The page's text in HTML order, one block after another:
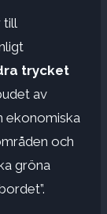
till
trycket
av
ekonomiska
och
gröna